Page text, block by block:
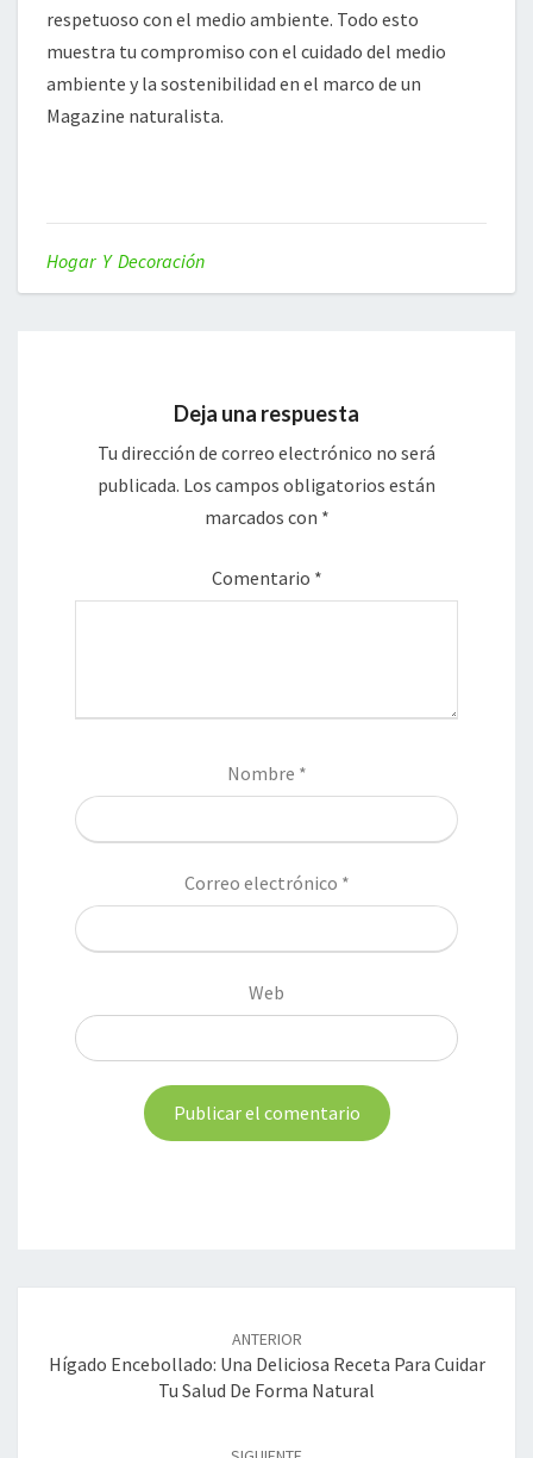
respetuoso con el medio ambiente. Todo esto
muestra tu compromiso con el cuidado del medio
ambiente y la sostenibilidad en el marco de un
Magazine naturalista.
Hogar Y Decoración
Deja una respuesta
Tu dirección de correo electrónico no será
publicada. Los campos obligatorios están
marcados con *
Comentario *
Nombre *
Correo electrónico *
Web
entradas
ANTERIOR
Hígado Encebollado: Una Deliciosa Receta Para Cuidar
Tu Salud De Forma Natural